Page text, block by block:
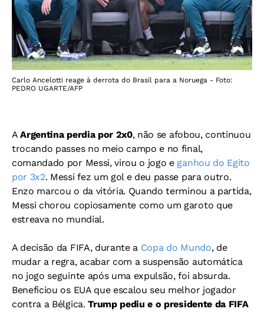
Carlo Ancelotti reage à derrota do Brasil para a Noruega - Foto:
PEDRO UGARTE/AFP
AArgentina perdia por 2x0, não se afobou, continuou
trocando passes no meio campo e no final,
comandado por Messi, virou o jogo e ganhou do Egito
por 3x2. Messi fez um gol e deu passe para outro.
Enzo marcou o da vitória. Quando terminou a partida,
Messi chorou copiosamente como um garoto que
estreava no mundial.
A decisão da FIFA, durante a Copa do Mundo, de
mudar a regra, acabar com a suspensão automática
no jogo seguinte após uma expulsão, foi absurda.
Beneficiou os EUA que escalou seu melhor jogador
contra a Bélgica.Trump pediu e o presidente da FIFA